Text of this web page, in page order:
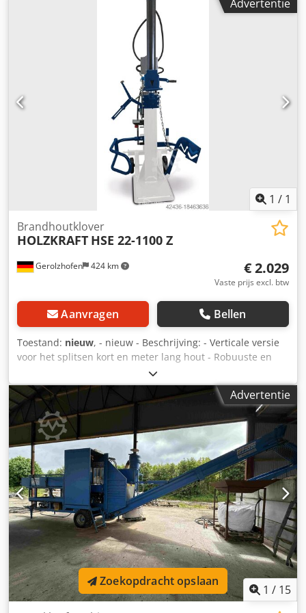
Advertentie
1 / 1
Gerolzhofen 424 km
Brandhoutklover
HOLZKRAFT HSE 22-1100 Z
€ 2.029
Vaste prijs excl. btw
Aanvragen Bellen
Toestand: nieuw, - nieuw - Beschrijving: - Verticale versie
voor het splitsen kort en meter lang hout - Robuuste en
solide constructie - Stoot- en krasbestendig dankzij
hoogwaardige kwaliteit poedercoating - Snelle,
gereedschapsloze aanpassing van de spleethoogte - Lage
bodemplaat voor eenvoudig, Vermoeidheidsvrij laden van
grote boomstammen - Faseomvormer op alle 400 V-
modellen - Comfortabel transport met handdissel door
standaard chassis met grote luchtbanden en extra
steunwiel - Ruimtebesparende opslag door eenvoudige
Cjdpfx Alevxr Ryjfjrf neerlaatbare cilinder - Krachtig
industrieel hydraulisch systeem - Tweehanden
veiligheidsschakelaar - Met gespleten materiaalhouder
Technische gegevens: afmetingen en gewichten Lengte ca.
1050 mm breedte/diepte ca. 1700 mm Hoogte ca. 2500 mm
Gewicht ca. 282 kg drijfveer Aftakassnelheid 540 min¯¹
apparaatgegevens splijtkracht max. 23,4 t spleetlengte
min. 560 mm spleetlengte max. 1100 mm
Splijtmateriaaldiameter min. 80 mm gespleten
Advertentie
1 / 15
Zoekopdracht opslaan